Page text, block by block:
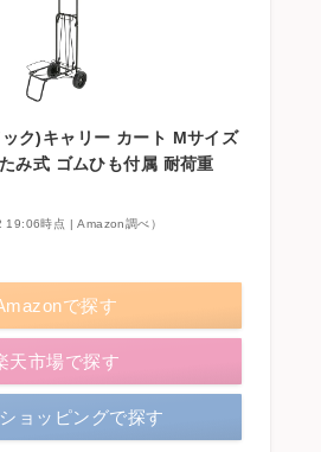
ク)キャリー カート Mサイズ
み式 ゴムひも付属 耐荷重
19:06時点 | Amazon調べ）
で探す
天市場で探す
ョッピングで探す